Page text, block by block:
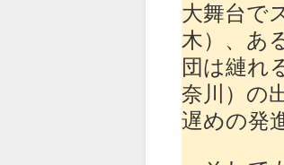
大舞台で
木）、あ
団は縺れ
奈川）の
遅めの発